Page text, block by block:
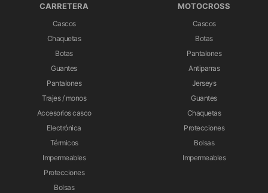
CARRETERA
Cascos
Chaquetas
Botas
Guantes
Pantalones
Trajes / monos
Accesorios casco
Electrónica
Térmicos
Impermeables
Protecciones
Bolsas
MOTOCROSS
Cascos
Botas
Pantalones
Antiparras
Jerseys
Guantes
Chaquetas
Protecciones
Bolsas
Impermeables